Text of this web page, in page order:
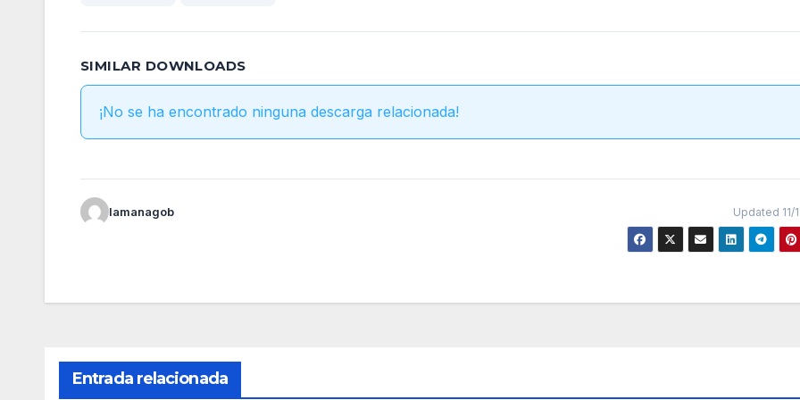
SIMILAR DOWNLOADS
¡No se ha encontrado ninguna descarga relacionada!
lamanagob Updated 11/
Entrada relacionada